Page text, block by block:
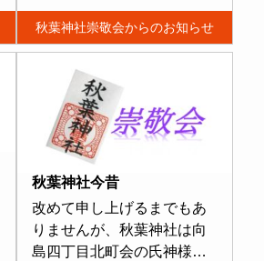
秋葉神社崇敬会からのお知らせ
秋葉神社今昔
改めて申し上げるまでもあ
りませんが、秋葉神社は向
島四丁目北町会の氏神様で